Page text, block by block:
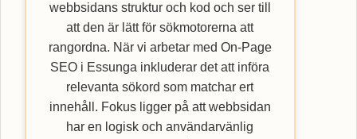
webbsidans struktur och kod och ser till
att den är lätt för sökmotorerna att
rangordna. När vi arbetar med On-Page
SEO i Essunga inkluderar det att införa
relevanta sökord som matchar ert
innehåll. Fokus ligger på att webbsidan
har en logisk och användarvänlig